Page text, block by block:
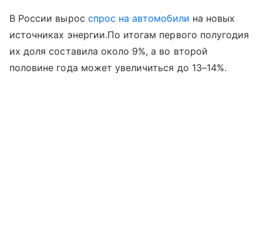
В России вырос спрос на автомобили на новых
источниках энергии.По итогам первого полугодия
их доля составила около 9%, а во второй
половине года может увеличиться до 13–14%.